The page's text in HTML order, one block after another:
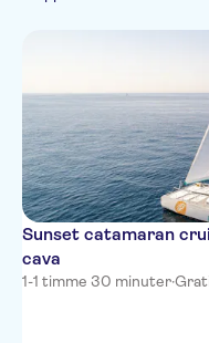
Sunset catamaran
cava
1-1 timme 30 minuter·